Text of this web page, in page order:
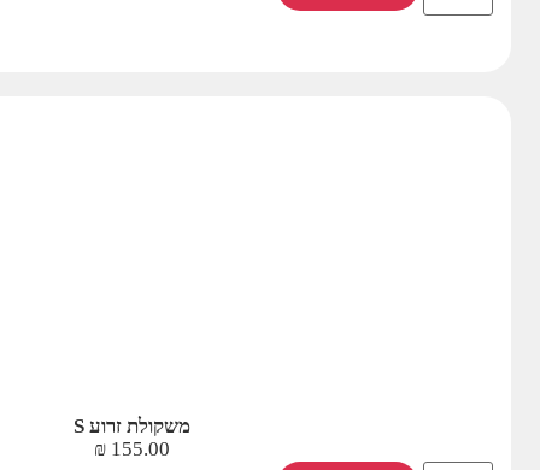
משקולת זרוע S
155.00
₪